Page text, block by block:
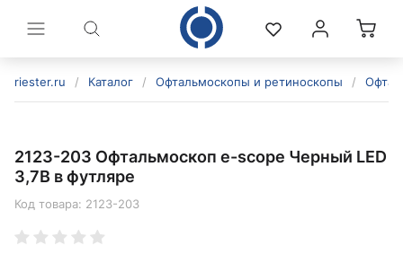
riester.ru / Каталог / Офтальмоскопы и ретиноскопы /
2123-203 Офтальмоскоп e-scope Черный LED
3,7В в футляре
Код товара: 2123-203